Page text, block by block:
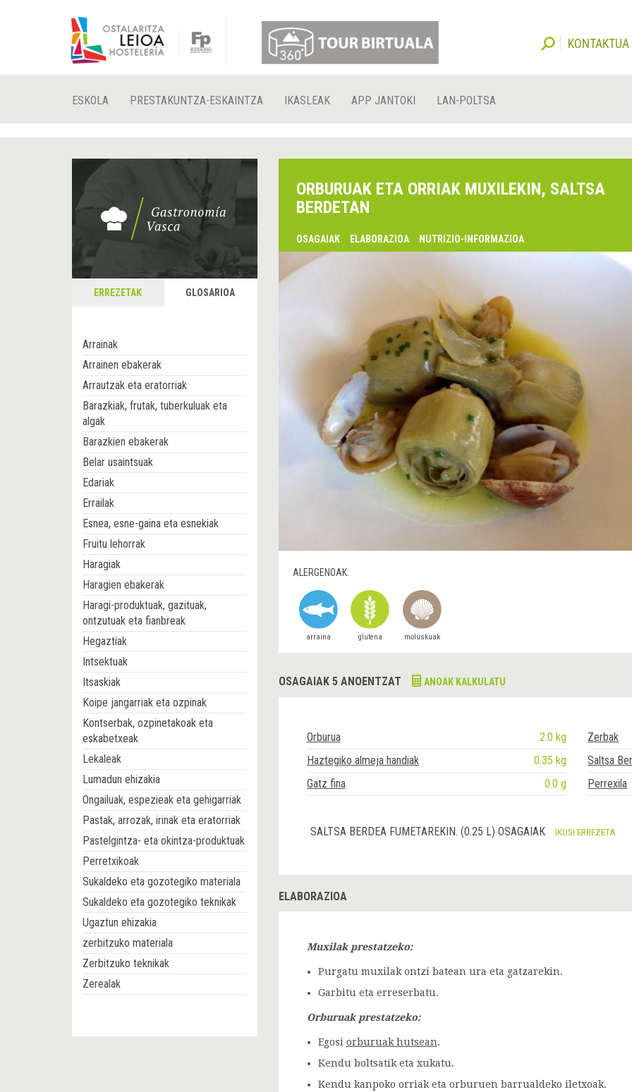
KONTAKTUA
ESKOLA PRESTAKUNTZA-ESKAINTZA IKASLEAK APP JANTOKI LAN-POLTSA
ERREZETAK GLOSARIOA
Arrainak
Arrainen ebakerak
Arrautzak eta eratorriak
Barazkiak, frutak, tuberkuluak eta
algak
Barazkien ebakerak
Belar usaintsuak
Edariak
Errailak
Esnea, esne-gaina eta esnekiak
Fruitu lehorrak
Haragiak
Haragien ebakerak
Haragi-produktuak, gazituak,
ontzutuak eta fianbreak
Hegaztiak
Intsektuak
Itsaskiak
Koipe jangarriak eta ozpinak
Kontserbak, ozpinetakoak eta
eskabetxeak
Lekaleak
Lumadun ehizakia
Ongailuak, espezieak eta gehigarriak
Pastak, arrozak, irinak eta eratorriak
Pastelgintza- eta okintza-produktuak
Perretxikoak
Sukaldeko eta gozotegiko materiala
Sukaldeko eta gozotegiko teknikak
Ugaztun ehizakia
zerbitzuko materiala
Zerbitzuko teknikak
Zerealak
ORBURUAK ETA ORRIAK MUXILEKIN, SALTSA
BERDETAN
OSAGAIAK ELABORAZIOA NUTRIZIO-INFORMAZIOA
ALERGENOAK:
arraina glutena moluskuak
OSAGAIAK 5 ANOENTZAT ANOAK KALKULATU
Orburua 2.0 kg Zerbak
Haztegiko almeja handiak
0.35 kg Saltsa
Gatz fina
0.0 g Perrexila
SALTSA BERDEA FUMETAREKIN. (0.25 L) OSAGAIAK IKUSI ERREZETA
ELABORAZIOA
Muxilak prestatzeko:
Purgatu muxilak ontzi batean ura eta gatzarekin.
Garbitu eta erreserbatu.
Orburuak prestatzeko:
Egosi orburuak hutsean.
Kendu boltsatik eta xukatu.
Kendu kanpoko orriak eta orburuen barrualdeko iletxoak.